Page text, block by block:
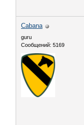
Cabana
guru
Сообщений: 5169